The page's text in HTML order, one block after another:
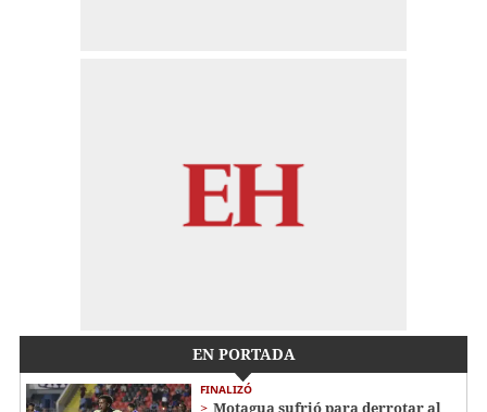
EN PORTADA
FINALIZÓ
Motagua sufrió para derrotar al